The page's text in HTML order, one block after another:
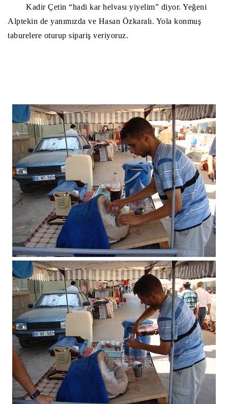
Kadir Çetin “hadi kar helvası yiyelim” diyor. Yeğeni
Alptekin de yanımızda ve Hasan Özkaralı. Yola konmuş
taburelere oturup sipariş veriyoruz.